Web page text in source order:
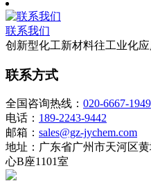
联系我们
创新型化工新材料往工业化
联系方式
全国咨询热线： 020-6667-1949
电话： 189-2243-9442
邮箱： sales@gz-jychem.com
地址：广东省广州市天河区
心B座1101室